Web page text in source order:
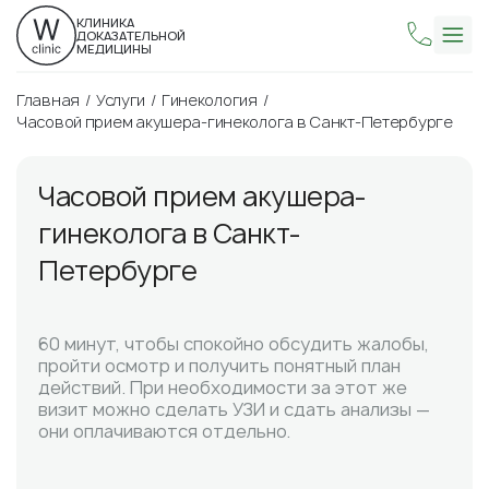
КЛИНИКА
ДОКАЗАТЕЛЬНОЙ
МЕДИЦИНЫ
Главная Услуги
Гинекология
Часовой прием акушера-гинеколога в Санкт-Петербурге
Часовой прием акушера-
гинеколога в Санкт-
Петербурге
60 минут, чтобы спокойно обсудить жалобы,
пройти осмотр и получить понятный план
действий. При необходимости за этот же
визит можно сделать УЗИ и сдать анализы —
они оплачиваются отдельно.